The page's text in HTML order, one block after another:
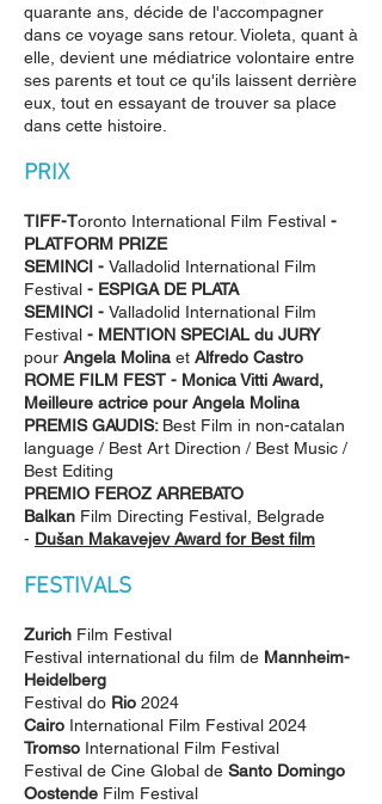
quarante ans, décide de l'accompagner
dans ce voyage sans retour. Violeta, quant à
elle, devient une médiatrice volontaire entre
ses parents et tout ce qu'ils laissent derrière
eux, tout en essayant de trouver sa place
dans cette histoire.
PRIX
TIFF-Toronto International Film Festival -
PLATFORM PRIZE
SEMINCI - Valladolid International Film
Festival - ESPIGA DE PLATA
SEMINCI - Valladolid International Film
Festival - MENTION SPECIAL du JURY
pour Angela Molina et Alfredo Castro
ROME FILM FEST - Monica Vitti Award,
Meilleure actrice pour Angela Molina
PREMIS GAUDIS: Best Film in non-catalan
language / Best Art Direction / Best Music /
Best Editing
PREMIO FEROZ ARREBATO
Balkan Film Directing Festival, Belgrade
- Dušan Makavejev Award for Best film
FESTIVALS
Zurich Film Festival
Festival international du film de Mannheim-
Heidelberg
Festival do Rio 2024
Cairo International Film Festival 2024
Tromso International Film Festival
Festival de Cine Global de Santo Domingo
Oostende Film Festival